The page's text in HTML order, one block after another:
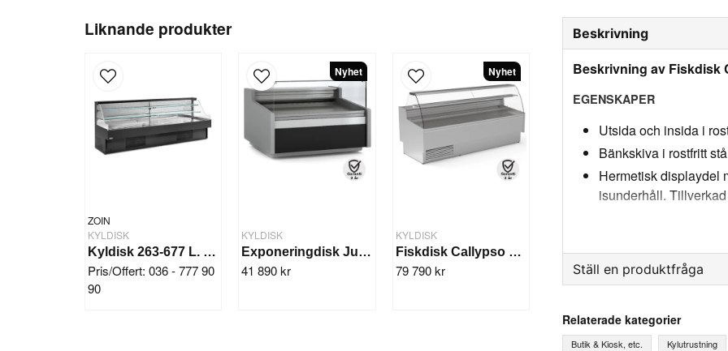
Liknande produkter
ZOIN
KYLDISK
Kyldisk 263-677 L. FUJIYAMA
Pris/Offert: 036 - 777 90
90
KYLDISK
Exponeringdisk Juni 1505 mm
41 890 kr
Nyhet
KYLDISK
Fiskdisk Callypso 2465 mm
79 790 kr
Nyhet
Beskrivning
Beskrivning av Fiskdisk
EGENSKAPER
Utsida och insida i
Bänkskiva i rostfritt
Hermetisk displaydel
isunderhåll.
Utan
Sprutgjuten
KOMPONENTER
Ställ en produktfråga
Fråga oss något om
Relaterade kategorier
Butik & Kiosk, etc. Kylutrustning